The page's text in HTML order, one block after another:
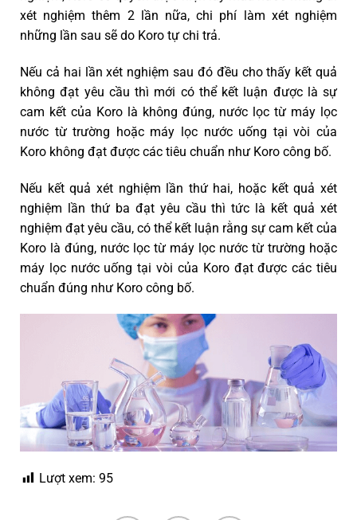
xét nghiệm thêm 2 lần nữa, chi phí làm xét nghiệm
những lần sau sẽ do Koro tự chi trả.
Nếu cả hai lần xét nghiệm sau đó đều cho thấy kết quả
không đạt yêu cầu thì mới có thể kết luận được là sự
cam kết của Koro là không đúng, nước lọc từ máy lọc
nước từ trường hoặc máy lọc nước uống tại vòi của
Koro không đạt được các tiêu chuẩn như Koro công bố.
Nếu kết quả xét nghiệm lần thứ hai, hoặc kết quả xét
nghiệm lần thứ ba đạt yêu cầu thì tức là kết quả xét
nghiệm đạt yêu cầu, có thể kết luận rằng sự cam kết của
Koro là đúng, nước lọc từ máy lọc nước từ trường hoặc
máy lọc nước uống tại vòi của Koro đạt được các tiêu
chuẩn đúng như Koro công bố.
Lượt xem: 95